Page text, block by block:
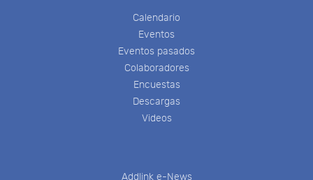
Calendario
Eventos
Eventos pasados
Colaboradores
Encuestas
Descargas
Videos
Addlink e-News